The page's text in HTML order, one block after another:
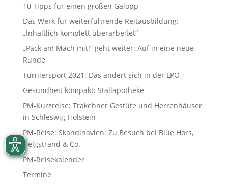
10 Tipps für einen großen Galopp
Das Werk für weiterführende Reitausbildung:
„Inhaltlich komplett überarbeitet“
„Pack an! Mach mit!“ geht weiter: Auf in eine neue
Runde
Turniersport 2021: Das ändert sich in der LPO
Gesundheit kompakt: Stallapotheke
PM-Kurzreise: Trakehner Gestüte und Herrenhäuser
in Schleswig-Holstein
PM-Reise: Skandinavien: Zu Besuch bei Blue Hors,
Helgstrand & Co.
PM-Reisekalender
Termine